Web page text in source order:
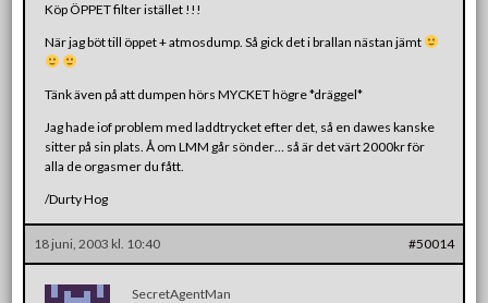
Köp ÖPPET filter istället !!!
När jag böt till öppet + atmosdump. Så gick det i brallan nästan jämt
Tänk även på att dumpen hörs MYCKET högre *dräggel*
Jag hade iof problem med laddtrycket efter det, så en dawes kanske
sitter på sin plats. Å om LMM går sönder… så är det värt 2000kr för
alla de orgasmer du fått.
/Durty Hog
18 juni, 2003 kl. 10:40 #50014
SecretAgentMan